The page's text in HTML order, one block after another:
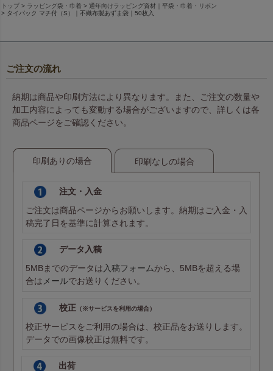
トップ ラッピング袋・巾着
通年向けラッピング資材｜平袋・巾着・リボン
タイパック マチ付（S）｜不織布製あずま袋｜50枚入
ご注文の流れ
納期は商品や印刷方法により異なります。また、ご注文の数量や
加工内容によっても変動する場合がございますので、詳しくは各
商品ページをご確認ください。
印刷ありの場合 印刷なしの場合
注文・入金
ご注文は商品ページからお願いします。納期はご入金・入
稿完了日を基準に計算されます。
データ入稿
5MBまでのデータは入稿フォームから、5MBを超える場
合はメールでお送りください。
校正 （※サービスを利用の場合）
校正サービスをご利用の場合は、校正品をお送りします。
データでの画像校正は無料です。
出荷